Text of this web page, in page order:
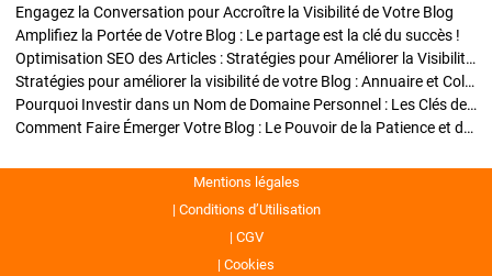
Engagez la Conversation pour Accroître la Visibilité de Votre Blog
Amplifiez la Portée de Votre Blog : Le partage est la clé du succès !
Optimisation SEO des Articles : Stratégies pour Améliorer la Visibilité de Votre Blog
Stratégies pour améliorer la visibilité de votre Blog : Annuaire et Collaborations
Pourquoi Investir dans un Nom de Domaine Personnel : Les Clés de la Réussite de Votre Blog
Comment Faire Émerger Votre Blog : Le Pouvoir de la Patience et de la Persévérance
Mentions légales
Conditions d’Utilisation
CGV
Cookies